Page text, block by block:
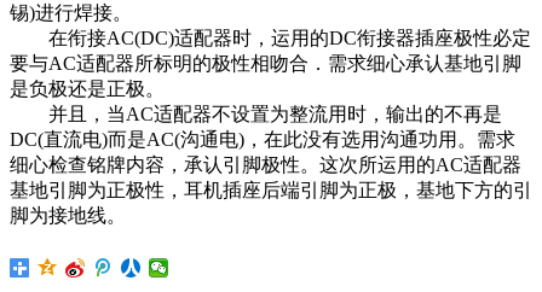
锡)进行焊接。
在衔接AC(DC)适配器时，运用的DC衔接器插座极性必定
要与AC适配器所标明的极性相吻合．需求细心承认基地引脚
是负极还是正极。
并且，当AC适配器不设置为整流用时，输出的不再是
DC(直流电)而是AC(沟通电)，在此没有选用沟通功用。需求
细心检查铭牌内容，承认引脚极性。这次所运用的AC适配器
基地引脚为正极性，耳机插座后端引脚为正极，基地下方的引
脚为接地线。